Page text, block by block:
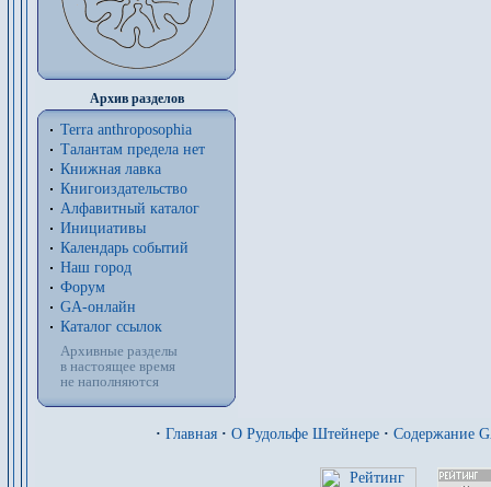
Архив разделов
Terra anthroposophia
Талантам предела нет
Книжная лавка
Книгоиздательство
Алфавитный каталог
Инициативы
Календарь событий
Наш город
Форум
GA-онлайн
Каталог ссылок
Архивные разделы
в настоящее время
не наполняются
· Главная · О Рудольфе Штейнере · Содержание